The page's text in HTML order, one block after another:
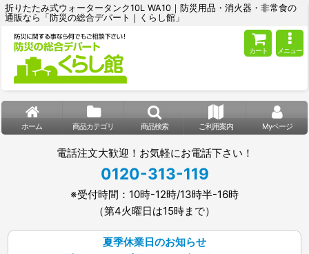
折りたたみ式ウォータータンク10L WA10｜防災用品・消火器・非常食の
通販なら「防災の総合デパート｜くらし館」
カート メニュー
ホーム 商品カテゴリ 商品検索 ご利用案内 Myページ
電話注文大歓迎！お気軽にお電話下さい！
0120-313-119
※受付時間：10時-12時/13時半-16時
（第4火曜日は15時まで）
夏季休業日のお知らせ